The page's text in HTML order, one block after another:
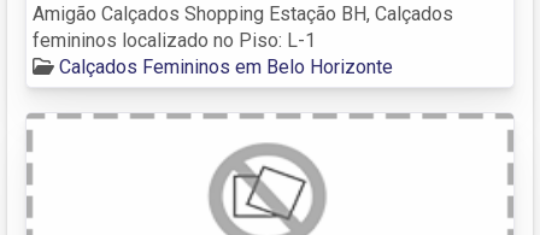
Amigão Calçados Shopping Estação BH, Calçados
femininos localizado no Piso: L-1
Calçados Femininos em Belo Horizonte